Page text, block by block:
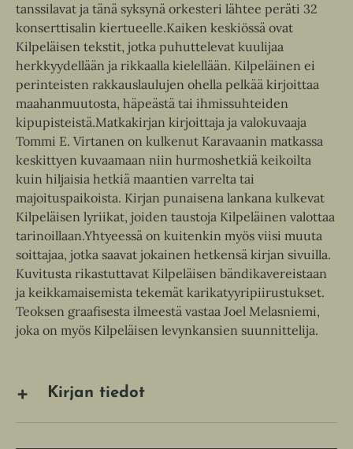
tanssilavat ja tänä syksynä orkesteri lähtee peräti 32
konserttisalin kiertueelle.Kaiken keskiössä ovat
Kilpeläisen tekstit, jotka puhuttelevat kuulijaa
herkkyydellään ja rikkaalla kielellään. Kilpeläinen ei
perinteisten rakkauslaulujen ohella pelkää kirjoittaa
maahanmuutosta, häpeästä tai ihmissuhteiden
kipupisteistä.Matkakirjan kirjoittaja ja valokuvaaja
Tommi E. Virtanen on kulkenut Karavaanin matkassa
keskittyen kuvaamaan niin hurmoshetkiä keikoilta
kuin hiljaisia hetkiä maantien varrelta tai
majoituspaikoista. Kirjan punaisena lankana kulkevat
Kilpeläisen lyriikat, joiden taustoja Kilpeläinen valottaa
tarinoillaan.Yhtyeessä on kuitenkin myös viisi muuta
soittajaa, jotka saavat jokainen hetkensä kirjan sivuilla.
Kuvitusta rikastuttavat Kilpeläisen bändikavereistaan
ja keikkamaisemista tekemät karikatyyripiirustukset.
Teoksen graafisesta ilmeestä vastaa Joel Melasniemi,
joka on myös Kilpeläisen levynkansien suunnittelija.
Kirjan tiedot